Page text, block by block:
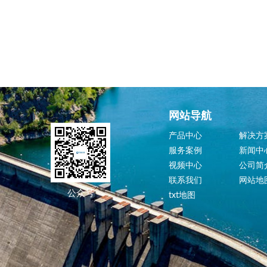
公众号
网站导航
产品中心
解决方
服务案例
新闻中
视频中心
公司简
联系我们
网站地
txt地图